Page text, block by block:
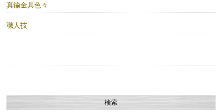
真鍮金具色々
職人技
検索